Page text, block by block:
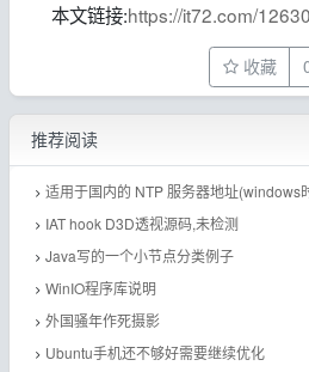
本文链接:https://it72.com/
收藏
推荐阅读
适用于国内的 NTP 服务器地址(windows
IAT hook D3D透视源码,未检测
Java写的一个小节点分类例子
WinIO程序库说明
外国骚年作死摄影
Ubuntu手机还不够好需要继续优化